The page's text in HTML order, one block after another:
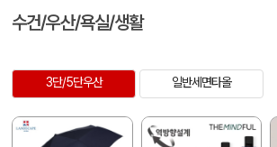
수건/우산/욕실/생활
3단/5단우산 일반세면타올